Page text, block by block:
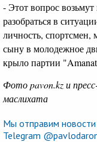
- Этот вопрос
разобраться в
личность, спортсмен,
сыну в молодежное
крыло партии
Фото pavon.kz и
маслихата
Мы отправим
Telegram